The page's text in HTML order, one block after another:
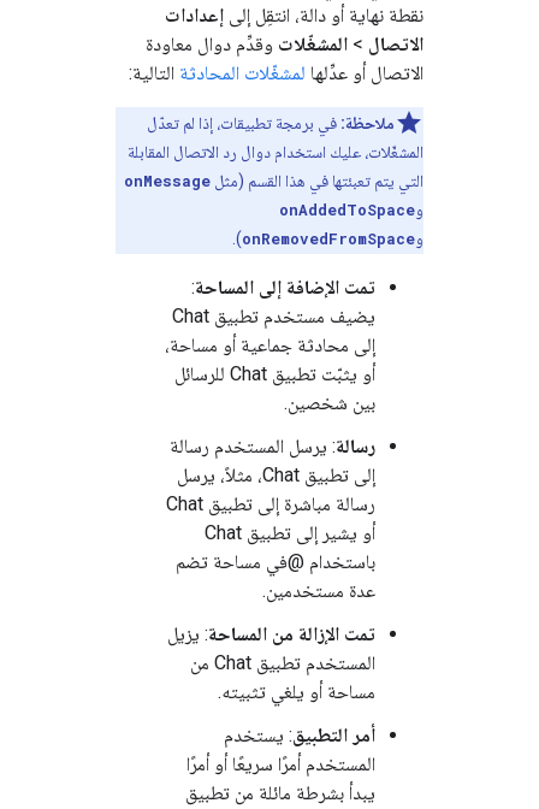
نقطة نهاية أو دالة، انتقِل إلى إعدادات
الاتصال > المشغّلات وقدِّم دوال معاودة
الاتصال أو عدِّلها لمشغّلات المحادثة التالية:
ملاحظة: في برمجة تطبيقات، إذا لم تعدّل
المشغّلات، عليك استخدام دوال رد الاتصال المقابلة
التي يتم تعبئتها في هذا القسم (مثل onMessage
وonAddedToSpace
وonRemovedFromSpace
).
تمت الإضافة إلى المساحة:
يضيف مستخدم تطبيق Chat
إلى محادثة جماعية أو مساحة،
أو يثبّت تطبيق Chat للرسائل
بين شخصين.
رسالة: يرسل المستخدم رسالة
إلى تطبيق Chat، مثلاً، يرسل
رسالة مباشرة إلى تطبيق Chat
أو يشير إلى تطبيق Chat
باستخدام @في مساحة تضم
عدة مستخدمين.
تمت الإزالة من المساحة: يزيل
المستخدم تطبيق Chat من
مساحة أو يلغي تثبيته.
أمر التطبيق: يستخدم
المستخدم أمرًا سريعًا أو أمرًا
يبدأ بشرطة مائلة من تطبيق